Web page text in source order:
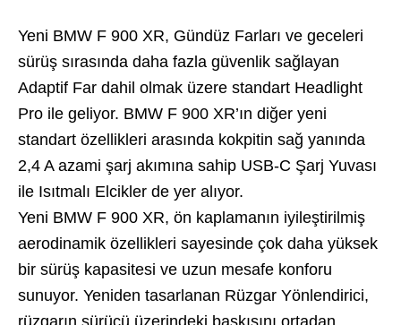
Yeni BMW F 900 XR, Gündüz Farları ve geceleri
sürüş sırasında daha fazla güvenlik sağlayan
Adaptif Far dahil olmak üzere standart Headlight
Pro ile geliyor. BMW F 900 XR’ın diğer yeni
standart özellikleri arasında kokpitin sağ yanında
2,4 A azami şarj akımına sahip USB-C Şarj Yuvası
ile Isıtmalı Elcikler de yer alıyor.
Yeni BMW F 900 XR, ön kaplamanın iyileştirilmiş
aerodinamik özellikleri sayesinde çok daha yüksek
bir sürüş kapasitesi ve uzun mesafe konforu
sunuyor. Yeniden tasarlanan Rüzgar Yönlendirici,
rüzgarın sürücü üzerindeki baskısını ortadan